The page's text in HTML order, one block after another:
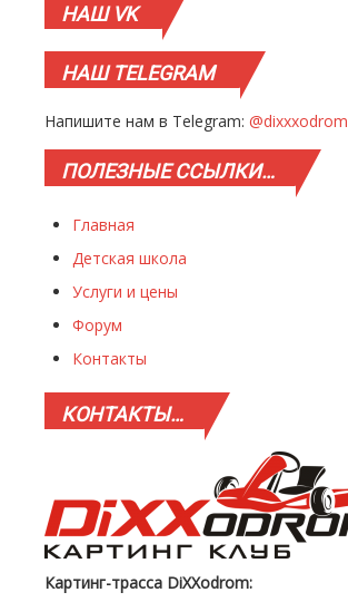
НАШVK
НАШTELEGRAM
Напишите нам в Telegram: @dixxxodrom
ПОЛЕЗНЫЕССЫЛКИ…
Главная
Детская школа
Услуги и цены
Форум
Контакты
КОНТАКТЫ…
Картинг-трасса DiXXodrom: